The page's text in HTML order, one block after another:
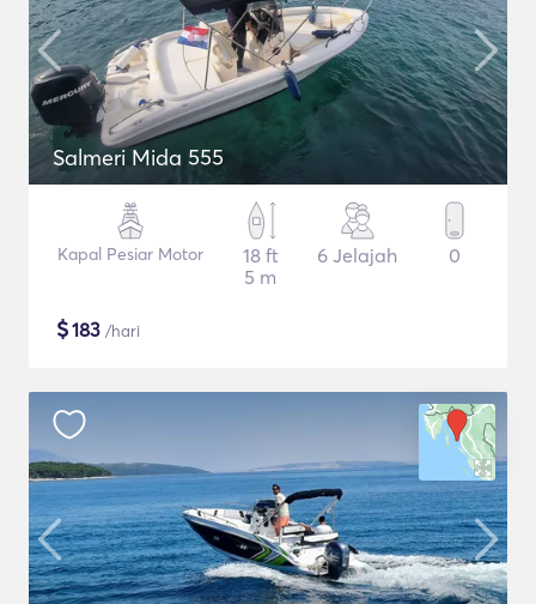
Salmeri Mida 555
Kapal Pesiar Motor
18 ft
5 m
6 Jelajah 0
$183 /hari